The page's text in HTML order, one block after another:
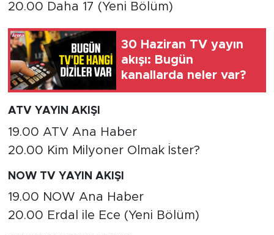
20.00 Daha 17 (Yeni Bölüm)
30 Haziran TV yayın
akışı: Bugün
kanallarda neler var?
ATV YAYIN AKIŞI
19.00 ATV Ana Haber
20.00 Kim Milyoner Olmak İster?
NOW TV YAYIN AKIŞI
19.00 NOW Ana Haber
20.00 Erdal ile Ece (Yeni Bölüm)